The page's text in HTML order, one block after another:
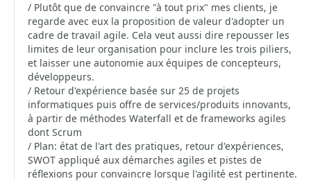
/ Plutôt que de convaincre "à tout prix" mes clients, je
regarde avec eux la proposition de valeur d'adopter un
cadre de travail agile. Cela veut aussi dire repousser les
limites de leur organisation pour inclure les trois piliers,
et laisser une autonomie aux équipes de concepteurs,
développeurs.
/ Retour d'expérience basée sur 25 de projets
informatiques puis offre de services/produits innovants,
à partir de méthodes Waterfall et de frameworks agiles
dont Scrum
/ Plan: état de l'art des pratiques, retour d'expériences,
SWOT appliqué aux démarches agiles et pistes de
réflexions pour convaincre lorsque l'agilité est pertinente.